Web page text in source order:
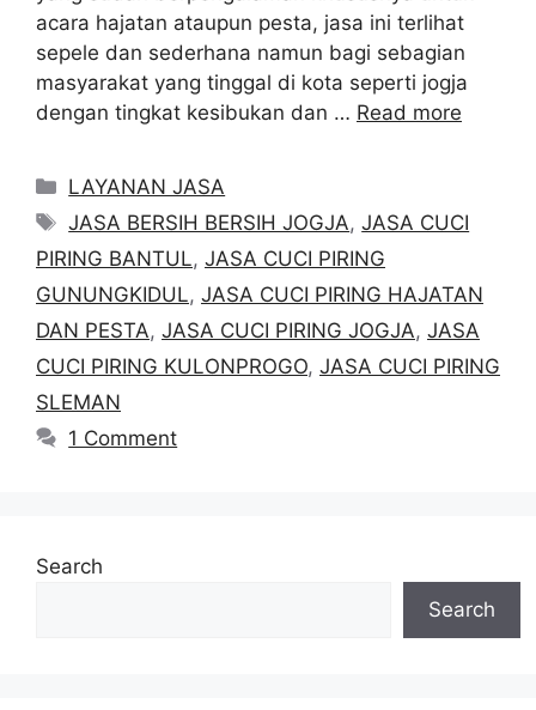
acara hajatan ataupun pesta, jasa ini terlihat
sepele dan sederhana namun bagi sebagian
masyarakat yang tinggal di kota seperti jogja
dengan tingkat kesibukan dan … Read more
Categories
LAYANAN JASA
Tags
JASA BERSIH BERSIH JOGJA,JASA CUCI
PIRING BANTUL, JASA CUCI PIRING
GUNUNGKIDUL, JASA CUCI PIRING HAJATAN
DAN PESTA, JASA CUCI PIRING JOGJA, JASA
CUCI PIRING KULONPROGO, JASA CUCI PIRING
SLEMAN
1 Comment
Search
Search